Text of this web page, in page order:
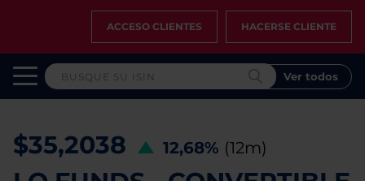
ACCESO CLIENTES HACERSE CLIENTE
Ver todos
$35,2038 12,68% (12m)